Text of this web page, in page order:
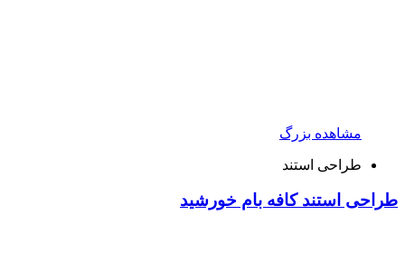
مشاهده بزرگ
طراحی استند
طراحی استند کافه بام خورشید